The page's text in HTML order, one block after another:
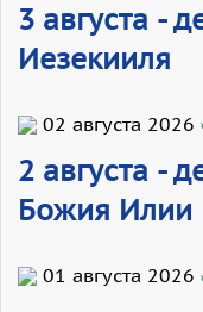
3 августа -
Иезекииля
02 августа 2026
2 августа -
Божия Илии
01 августа 2026